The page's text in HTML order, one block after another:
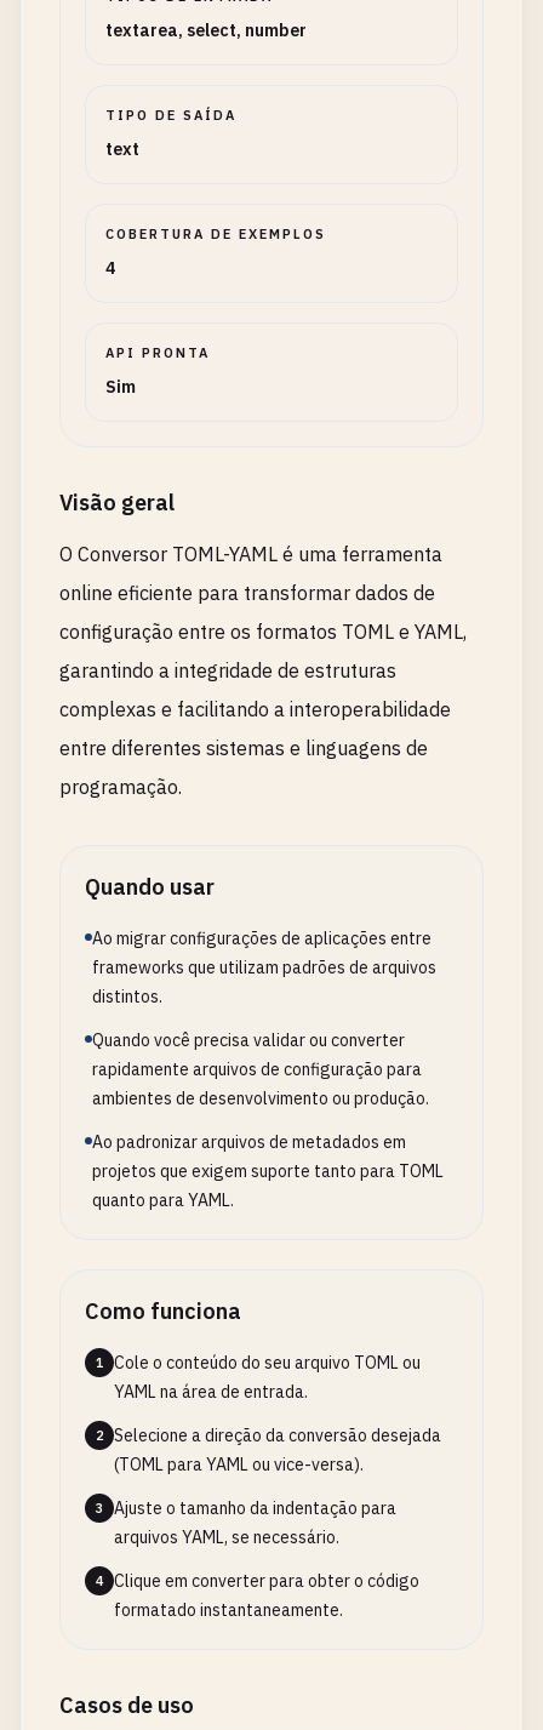
textarea, select, number
TIPO DE SAÍDA
text
COBERTURA DE EXEMPLOS
4
API PRONTA
Sim
Visão geral
O Conversor TOML-YAML é uma ferramenta
online eficiente para transformar dados de
configuração entre os formatos TOML e YAML,
garantindo a integridade de estruturas
complexas e facilitando a interoperabilidade
entre diferentes sistemas e linguagens de
programação.
Quando usar
Ao migrar configurações de aplicações entre
frameworks que utilizam padrões de arquivos
distintos.
Quando você precisa validar ou converter
rapidamente arquivos de configuração para
ambientes de desenvolvimento ou produção.
Ao padronizar arquivos de metadados em
projetos que exigem suporte tanto para TOML
quanto para YAML.
Como funciona
1
Cole o conteúdo do seu arquivo TOML ou
YAML na área de entrada.
2
Selecione a direção da conversão desejada
(TOML para YAML ou vice-versa).
3
Ajuste o tamanho da indentação para
arquivos YAML, se necessário.
4
Clique em converter para obter o código
formatado instantaneamente.
Casos de uso